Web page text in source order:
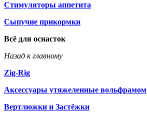
Стимуляторы аппетита
Сыпучие прикормки
Всё для оснасток
Назад к главному
Zig-Rig
Аксессуары утяжеленные вольфрамом
Вертлюжки и Застёжки